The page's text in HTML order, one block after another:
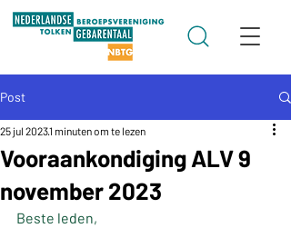
Post
Vooraankondiging ALV 9
november 2023
25 jul 20231 minuten om te lezen
Beste leden,